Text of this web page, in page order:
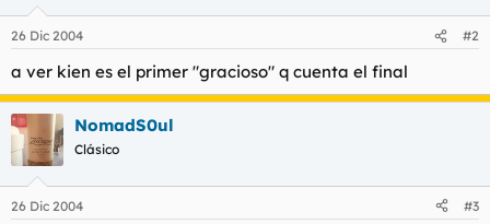
26 Dic 2004 #2
a ver kien es el primer "gracioso" q cuenta el final
NomadS0ul
Clásico
26 Dic 2004 #3